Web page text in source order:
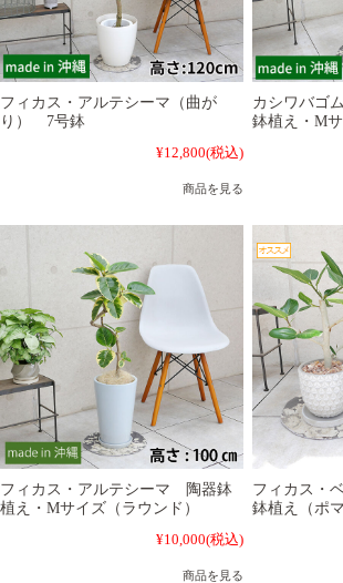
フィカス・アルテシーマ（曲が
り） 7号鉢
¥12,800(税込)
商品を見る
カシワバゴ
鉢植え・M
フィカス・アルテシーマ 陶器鉢
植え・Mサイズ（ラウンド）
¥10,000(税込)
商品を見る
フィカス・
鉢植え（ポ